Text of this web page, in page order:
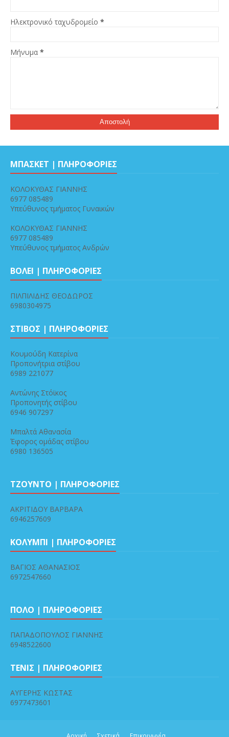
Ηλεκτρονικό ταχυδρομείο *
Μήνυμα *
ΜΠΑΣΚΕΤ | ΠΛΗΡΟΦΟΡΙΕΣ
ΚΟΛΟΚΥΘΑΣ ΓΙΑΝΝΗΣ
6977 085489
Υπεύθυνος τμήματος Γυναικών
ΚΟΛΟΚΥΘΑΣ ΓΙΑΝΝΗΣ
6977 085489
Υπεύθυνος τμήματος Ανδρών
ΒΟΛΕΙ | ΠΛΗΡΟΦΟΡΙΕΣ
ΠΙΛΠΙΛΙΔΗΣ ΘΕΟΔΩΡΟΣ
6980304975
ΣΤΙΒΟΣ | ΠΛΗΡΟΦΟΡΙΕΣ
Κουμούδη Κατερίνα
Προπονήτρια στίβου
6989 221077
Αντώνης Στόϊκος
Προπονητής στίβου
6946 907297
Μπαλτά Αθανασία
Έφορος ομάδας στίβου
6980 136505
ΤΖΟΥΝΤΟ | ΠΛΗΡΟΦΟΡΙΕΣ
ΑΚΡΙΤΙΔΟΥ ΒΑΡΒΑΡΑ
6946257609
ΚΟΛΥΜΠΙ | ΠΛΗΡΟΦΟΡΙΕΣ
ΒΑΓΙΟΣ ΑΘΑΝΑΣΙΟΣ
6972547660
ΠΟΛΟ | ΠΛΗΡΟΦΟΡΙΕΣ
ΠΑΠΑΔΟΠΟΥΛΟΣ ΓΙΑΝΝΗΣ
6948522600
ΤΕΝΙΣ | ΠΛΗΡΟΦΟΡΙΕΣ
ΑΥΓΕΡΗΣ ΚΩΣΤΑΣ
6977473601